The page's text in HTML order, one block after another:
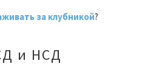
за клубникой?
и НСД